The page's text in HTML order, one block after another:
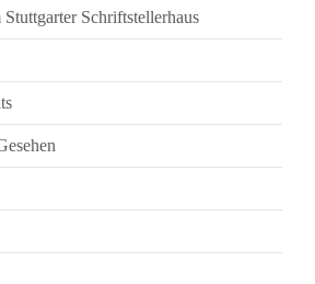
Schriftstellerhaus